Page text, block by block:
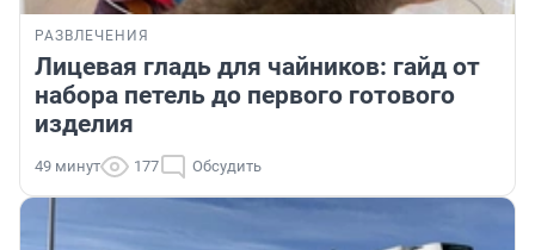
РАЗВЛЕЧЕНИЯ
Лицевая гладь для чайников: гайд от
набора петель до первого готового
изделия
49 минут 177 Обсудить